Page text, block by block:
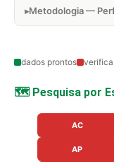
Metodologia —
dados prontos
🗺️ Pesquisa por
AC
AP